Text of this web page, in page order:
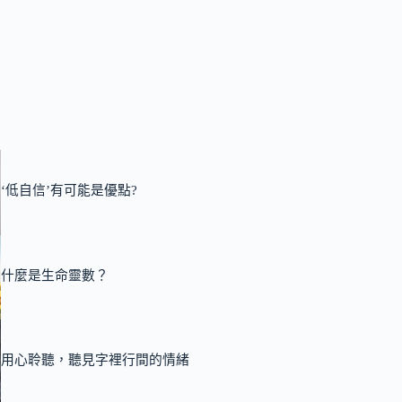
‘低自信’有可能是優點?
什麼是生命靈數？
用心聆聽，聽見字裡行間的情緒